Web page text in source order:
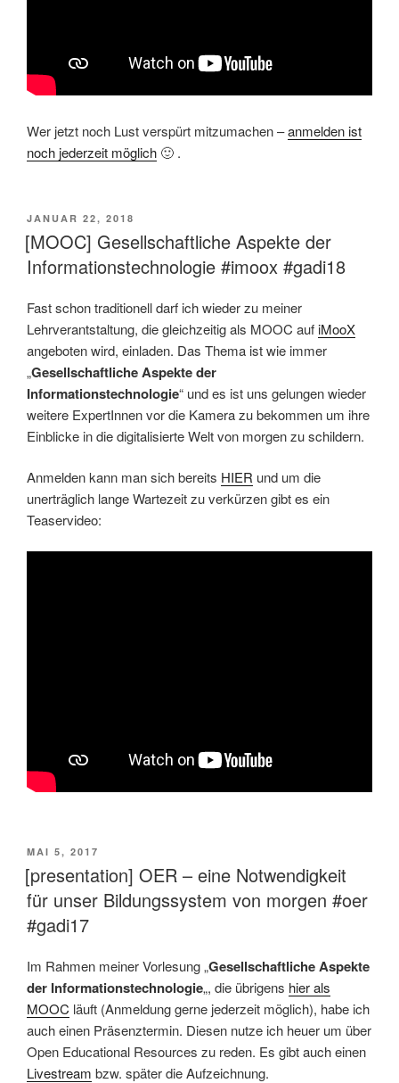
Wer jetzt noch Lust verspürt mitzumachen –anmelden ist
noch jederzeit möglich 🙂 .
VERÖFFENTLICHT
AM
JANUAR 22, 2018
[MOOC] Gesellschaftliche Aspekte der
Informationstechnologie #imoox #gadi18
Fast schon traditionell darf ich wieder zu meiner
Lehrverantstaltung, die gleichzeitig als MOOC aufiMooX
angeboten wird, einladen. Das Thema ist wie immer
„Gesellschaftliche Aspekte der
Informationstechnologie“ und es ist uns gelungen wieder
weitere ExpertInnen vor die Kamera zu bekommen um ihre
Einblicke in die digitalisierte Welt von morgen zu schildern.
Anmelden kann man sich bereits HIER und um die
unerträglich lange Wartezeit zu verkürzen gibt es ein
Teaservideo:
VERÖFFENTLICHT
AM
MAI 5, 2017
[presentation] OER – eine Notwendigkeit
für unser Bildungssystem von morgen #oer
#gadi17
Im Rahmen meiner Vorlesung „Gesellschaftliche Aspekte
der Informationstechnologie„, die übrigens hier als
MOOC läuft (Anmeldung gerne jederzeit möglich), habe ich
auch einen Präsenztermin. Diesen nutze ich heuer um über
Open Educational Resources zu reden. Es gibt auch einen
Livestream bzw. später die Aufzeichnung.